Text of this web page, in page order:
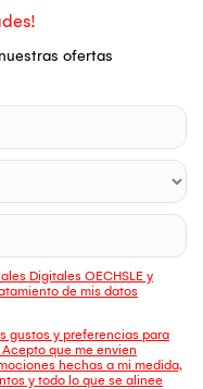
ofertas
Digitales OECHSLE y
de mis datos
gustos y preferencias para
que me envien
hechas a mi medida,
y todo lo que se alinee